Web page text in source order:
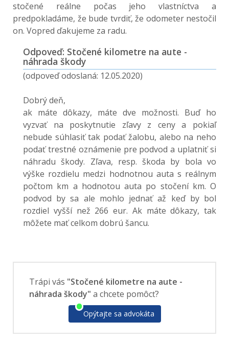
stočené reálne počas jeho vlastníctva a
predpokladáme, že bude tvrdiť, že odometer nestočil
on. Vopred ďakujeme za radu.
Odpoveď: Stočené kilometre na aute -
náhrada škody
(odpoveď odoslaná: 12.05.2020)
Dobrý deň,
ak máte dôkazy, máte dve možnosti. Buď ho
vyzvať na poskytnutie zľavy z ceny a pokiaľ
nebude súhlasiť tak podať žalobu, alebo na neho
podať trestné oznámenie pre podvod a uplatniť si
náhradu škody. Zľava, resp. škoda by bola vo
výške rozdielu medzi hodnotnou auta s reálnym
počtom km a hodnotou auta po stočení km. O
podvod by sa ale mohlo jednať až keď by bol
rozdiel vyšší než 266 eur. Ak máte dôkazy, tak
môžete mať celkom dobrú šancu.
Trápi vás "Stočené kilometre na aute -
náhrada škody" a chcete pomôcť?
Opýtajte sa advokáta